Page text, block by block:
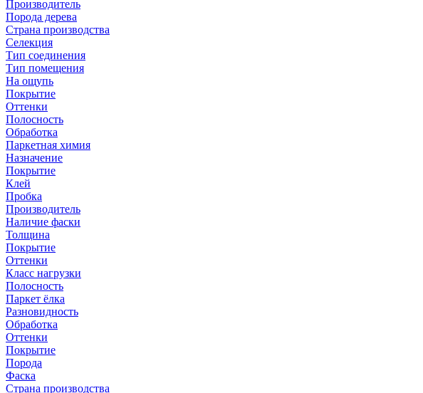
Производитель
Порода дерева
Страна производства
Селекция
Тип соединения
Тип помещения
На ощупь
Покрытие
Оттенки
Полосность
Обработка
Паркетная химия
Назначение
Покрытие
Клей
Пробка
Производитель
Наличие фаски
Толщина
Покрытие
Оттенки
Класс нагрузки
Полосность
Паркет ёлка
Разновидность
Обработка
Оттенки
Покрытие
Порода
Фаска
Страна производства